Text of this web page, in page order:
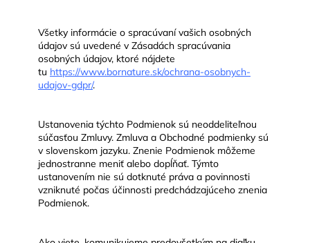
Všetky informácie o spracúvaní vašich osobných
údajov sú uvedené v Zásadách spracúvania
osobných údajov, ktoré nájdete
tu https://www.bornature.sk/ochrana-osobnych-
udajov-gdpr/.
Ustanovenia týchto Podmienok sú neoddeliteľnou
súčasťou Zmluvy. Zmluva a Obchodné podmienky sú
v slovenskom jazyku. Znenie Podmienok môžeme
jednostranne meniť alebo dopĺňať. Týmto
ustanovením nie sú dotknuté práva a povinnosti
vzniknuté počas účinnosti predchádzajúceho znenia
Podmienok.